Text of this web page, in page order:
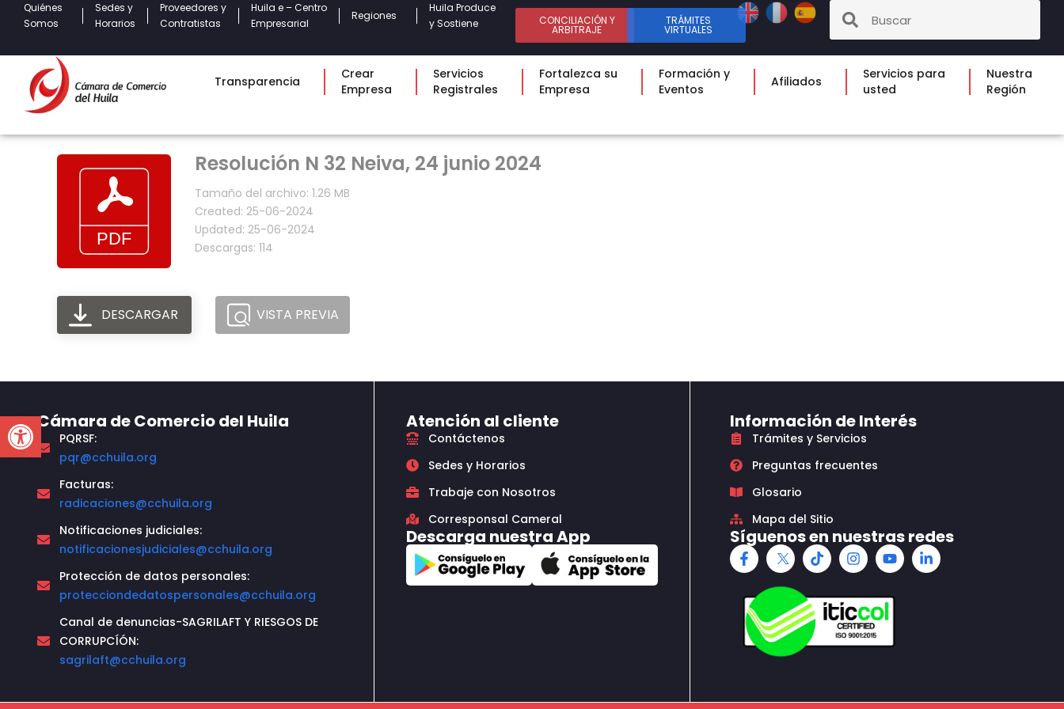
Open toolbar
Quiénes
Somos
Sedes y
Horarios
Proveedores y
Contratistas
Huila e – Centro
Empresarial
Regiones
Huila Produce
y Sostiene
CONCILIACIÓN Y
ARBITRAJE
TRÁMITES
VIRTUALES
Transparencia
Crear
Empresa
Servicios
Registrales
Fortalezca su
Empresa
Formación y
Eventos
Afiliados
Servicios para
usted
Nuestra
Región
Resolución N 32 Neiva, 24 junio 2024
Tamaño del archivo: 1.26 MB
Created: 25-06-2024
Updated: 25-06-2024
Descargas: 114
DESCARGAR VISTA PREVIA
Cámara de Comercio del Huila
PQRSF:
pqr@cchuila.org
Facturas:
radicaciones@cchuila.org
Notificaciones judiciales:
notificacionesjudiciales@cchuila.org
Protección de datos personales:
protecciondedatospersonales@cchuila.org
Canal de denuncias-SAGRILAFT Y RIESGOS DE
CORRUPCÍÓN:
sagrilaft@cchuila.org
Atención al cliente
Contáctenos
Sedes y Horarios
Trabaje con Nosotros
Corresponsal Cameral
Descarga nuestra App
Información de Interés
Trámites y Servicios
Preguntas frecuentes
Glosario
Mapa del Sitio
Síguenos en nuestras redes